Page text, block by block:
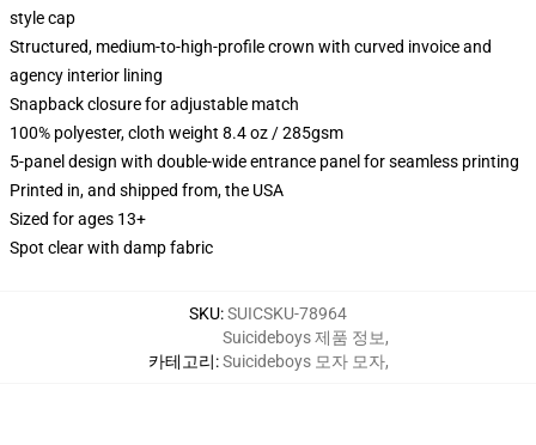
style cap
Structured, medium-to-high-profile crown with curved invoice and
agency interior lining
Snapback closure for adjustable match
100% polyester, cloth weight 8.4 oz / 285gsm
5-panel design with double-wide entrance panel for seamless printing
Printed in, and shipped from, the USA
Sized for ages 13+
Spot clear with damp fabric
SKU:SUICSKU-78964
카테고리:
Suicideboys 제품 정보,
Suicideboys 모자 모자,